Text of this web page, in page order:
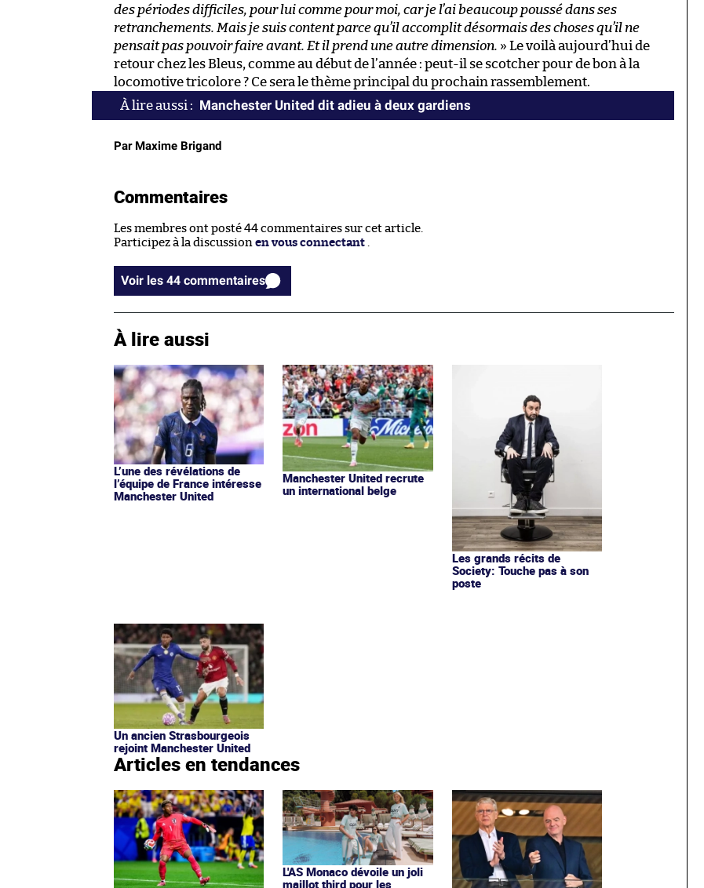
des périodes difficiles, pour lui comme pour moi, car je l’ai beaucoup poussé dans ses
retranchements. Mais je suis content parce qu’il accomplit désormais des choses qu’il ne
pensait pas pouvoir faire avant. Et il prend une autre dimension. » Le voilà aujourd’hui de
retour chez les Bleus, comme au début de l’année : peut-il se scotcher pour de bon à la
locomotive tricolore ? Ce sera le thème principal du prochain rassemblement.
Manchester United dit adieu à deux gardiens
Par Maxime Brigand
Commentaires
Les membres ont posté 44 commentaires sur cet article.
Participez à la discussion en vous connectant .
Voir les 44 commentaires
À lire aussi
L’une des révélations de
l’équipe de France intéresse
Manchester United
Manchester United recrute
un international belge
Les grands récits de
Society: Touche pas à son
poste
Un ancien Strasbourgeois
rejoint Manchester United
Articles en tendances
L'AS Monaco dévoile un joli
maillot third pour les